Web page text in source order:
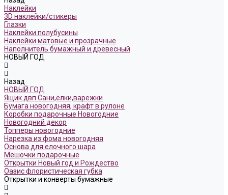
Наклейки
3D наклейки/стикеры
Глазки
Наклейки полубусины
Наклейки матовые и прозрачные
Наполнитель бумажный и древесный
НОВЫЙ ГОД
Назад
НОВЫЙ ГОД
Ящик двп Сани,ёлки,варежки
Бумага новогодняя, крафт в рулоне
Коробки подарочные Новогодние
Новогодний декор
Топперы новогодние
Нарезка из фома новогодняя
Основа для елочного шара
Мешочки подарочные
Открытки Новый год и Рождество
Оазис флористическая губка
Открытки и конверты бумажные